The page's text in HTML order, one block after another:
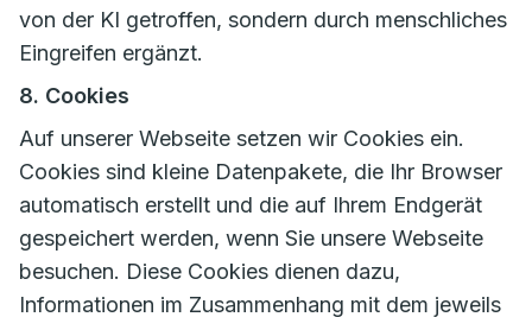
von der KI getroffen, sondern durch menschliches
Eingreifen ergänzt.
8. Cookies
Auf unserer Webseite setzen wir Cookies ein.
Cookies sind kleine Datenpakete, die Ihr Browser
automatisch erstellt und die auf Ihrem Endgerät
gespeichert werden, wenn Sie unsere Webseite
besuchen. Diese Cookies dienen dazu,
Informationen im Zusammenhang mit dem jeweils